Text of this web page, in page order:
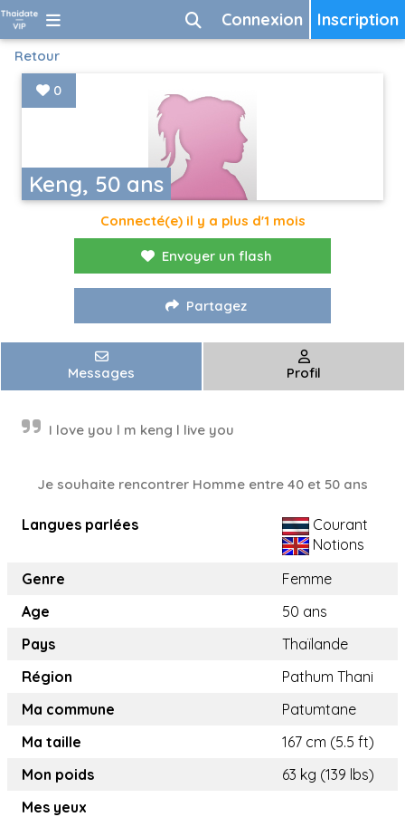
Inscription
Connexion
Retour
Keng, 50 ans
0
Connecté(e) il y a plus d'1 mois
Envoyer un flash
Partagez
Messages Profil
I love you l m keng l live you
Je souhaite rencontrer Homme entre 40 et 50 ans
Langues parlées
Courant
Notions
Genre
Femme
Age
50 ans
Pays
Thaïlande
Région
Pathum Thani
Ma commune
Patumtane
Ma taille
167 cm (5.5 ft)
Mon poids
63 kg (139 lbs)
Mes yeux